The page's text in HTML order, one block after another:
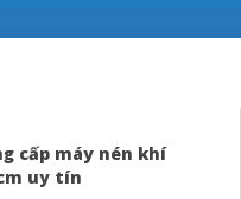
cấp máy nén khí
uy tín